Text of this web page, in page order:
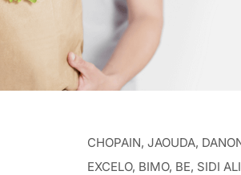
CHOPAIN, JAOUDA,
EXCELO, BIMO, BE, SIDI